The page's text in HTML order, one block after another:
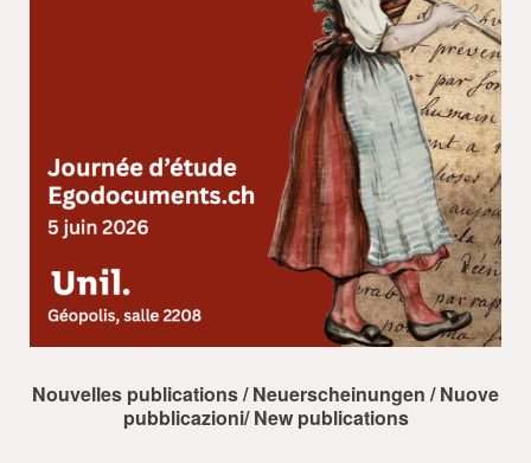
Nouvelles publications / Neuerscheinungen / Nuove
pubblicazioni/ New publications